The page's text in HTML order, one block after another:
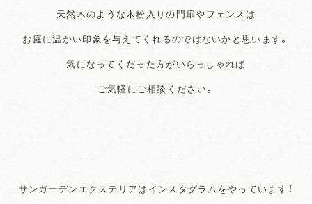
天然木のような木粉入りの門扉やフェンスは
お庭に温かい印象を与えてくれるのではないかと思います。
気になってくだった方がいらっしゃれば
ご気軽にご相談ください。
サンガーデンエクステリアはインスタグラムをやっています！